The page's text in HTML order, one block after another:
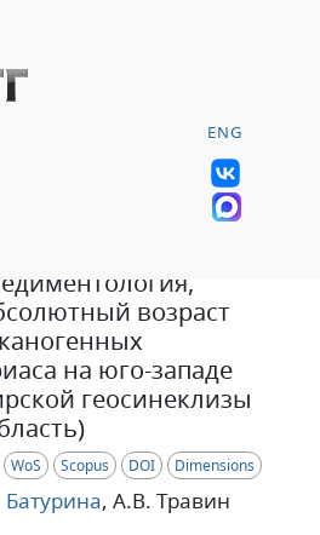
ENG
возраст
на юго-западе
геосинеклизы
WoS Scopus DOI Dimensions
, А.В. Травин